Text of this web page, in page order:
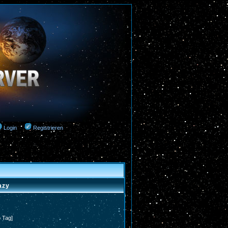
Login Registrieren
Tag]